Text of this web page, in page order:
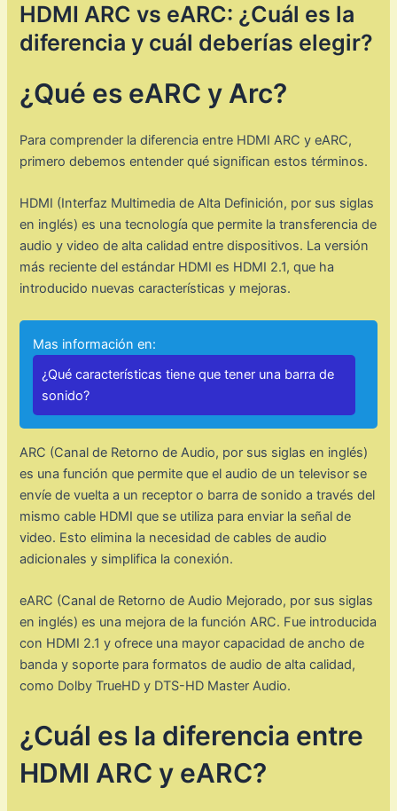
HDMI ARC vs eARC: ¿Cuál es la
diferencia y cuál deberías elegir?
¿Qué es eARC y Arc?
Para comprender la diferencia entre HDMI ARC y eARC,
primero debemos entender qué significan estos términos.
HDMI (Interfaz Multimedia de Alta Definición, por sus siglas
en inglés) es una tecnología que permite la transferencia de
audio y video de alta calidad entre dispositivos. La versión
más reciente del estándar HDMI es HDMI 2.1, que ha
introducido nuevas características y mejoras.
Mas información en:
¿Qué características tiene que tener una barra de
sonido?
ARC (Canal de Retorno de Audio, por sus siglas en inglés)
es una función que permite que el audio de un televisor se
envíe de vuelta a un receptor o barra de sonido a través del
mismo cable HDMI que se utiliza para enviar la señal de
video. Esto elimina la necesidad de cables de audio
adicionales y simplifica la conexión.
eARC (Canal de Retorno de Audio Mejorado, por sus siglas
en inglés) es una mejora de la función ARC. Fue introducida
con HDMI 2.1 y ofrece una mayor capacidad de ancho de
banda y soporte para formatos de audio de alta calidad,
como Dolby TrueHD y DTS-HD Master Audio.
¿Cuál es la diferencia entre
HDMI ARC y eARC?